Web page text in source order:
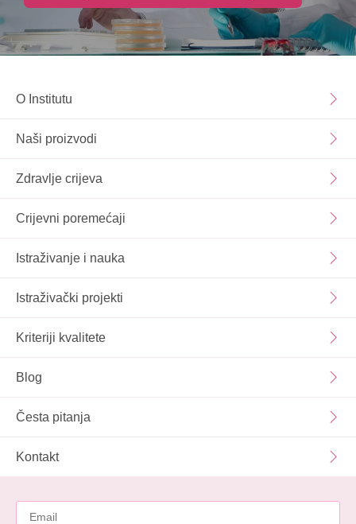
O Institutu
Naši proizvodi
Zdravlje crijeva
Crijevni poremećaji
Istraživanje i nauka
Istraživački projekti
Kriteriji kvalitete
Blog
Česta pitanja
Kontakt